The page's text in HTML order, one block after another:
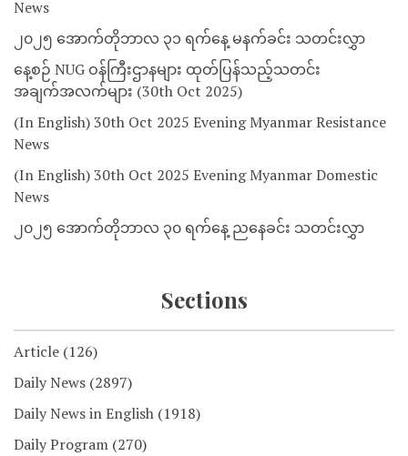
News
၂၀၂၅ အောက်တိုဘာလ ၃၁ ရက်နေ့ မနက်ခင်း သတင်းလွှာ
နေ့စဉ် NUG ဝန်ကြီးဌာနများ ထုတ်ပြန်သည့်သတင်း
အချက်အလက်များ (30th Oct 2025)
(In English) 30th Oct 2025 Evening Myanmar Resistance
News
(In English) 30th Oct 2025 Evening Myanmar Domestic
News
၂၀၂၅ အောက်တိုဘာလ ၃၀ ရက်နေ့ ညနေခင်း သတင်းလွှာ
Sections
Article (126)
Daily News (2897)
Daily News in English (1918)
Daily Program (270)